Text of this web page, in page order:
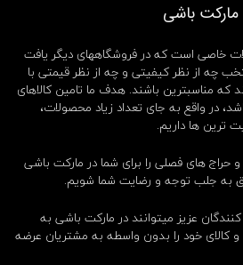
مارکت باشی
خاصی است که در فروشگاههای دیگر یافت
چه از نظر کیفیتی و چه از نظر قیمتی با
مناسبترین باشند. هدف ما تامین کالاهای
در واقع به جای تعداد زیاد محصولات،
ترین ها داریم.
حراج های فصلی را برای شما در مارکت باشی
به جلب توجه و رضایت شما شویم.
عزیز میتوانند در مارکت باشی به
کالای خود را بدون واسطه به مشتریان عرضه